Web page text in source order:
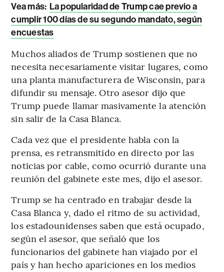
Vea más: La popularidad de Trump cae previo a
cumplir 100 días de su segundo mandato, según
encuestas
Muchos aliados de Trump sostienen que no
necesita necesariamente visitar lugares, como
una planta manufacturera de Wisconsin, para
difundir su mensaje. Otro asesor dijo que
Trump puede llamar masivamente la atención
sin salir de la Casa Blanca.
Cada vez que el presidente habla con la
prensa, es retransmitido en directo por las
noticias por cable, como ocurrió durante una
reunión del gabinete este mes, dijo el asesor.
Trump se ha centrado en trabajar desde la
Casa Blanca y, dado el ritmo de su actividad,
los estadounidenses saben que está ocupado,
según el asesor, que señaló que los
funcionarios del gabinete han viajado por el
país y han hecho apariciones en los medios